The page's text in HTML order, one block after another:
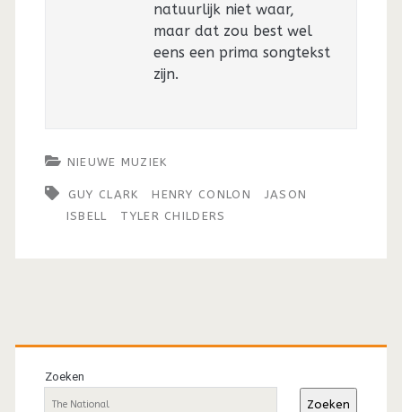
natuurlijk niet waar,
maar dat zou best wel
eens een prima songtekst
zijn.
NIEUWE MUZIEK
GUY CLARK HENRY CONLON
JASON
ISBELL
TYLER CHILDERS
Primaire
sidebar
Zoeken
Zoeken